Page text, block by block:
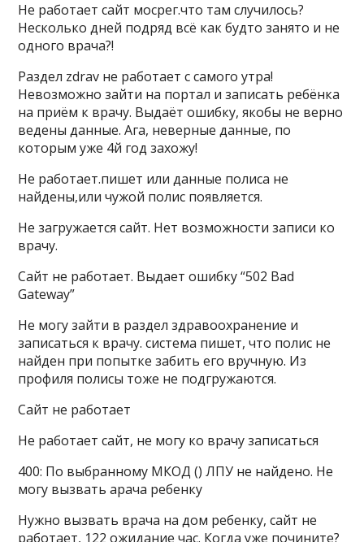
Не работает сайт мосрег.что там случилось?
Несколько дней подряд всё как будто занято и не
одного врача?!
Раздел zdrav не работает с самого утра!
Невозможно зайти на портал и записать ребёнка
на приём к врачу. Выдаёт ошибку, якобы не верно
ведены данные. Ага, неверные данные, по
которым уже 4й год захожу!
Не работает.пишет или данные полиса не
найдены,или чужой полис появляется.
Не загружается сайт. Нет возможности записи ко
врачу.
Сайт не работает. Выдает ошибку “502 Bad
Gateway”
Не могу зайти в раздел здравоохранение и
записаться к врачу. система пишет, что полис не
найден при попытке забить его вручную. Из
профиля полисы тоже не подгружаются.
Сайт не работает
Не работает сайт, не могу ко врачу записаться
400: По выбранному МКОД () ЛПУ не найдено. Не
могу вызвать арача ребенку
Нужно вызвать врача на дом ребенку, сайт не
работает, 122 ожидание час. Когда уже почините?